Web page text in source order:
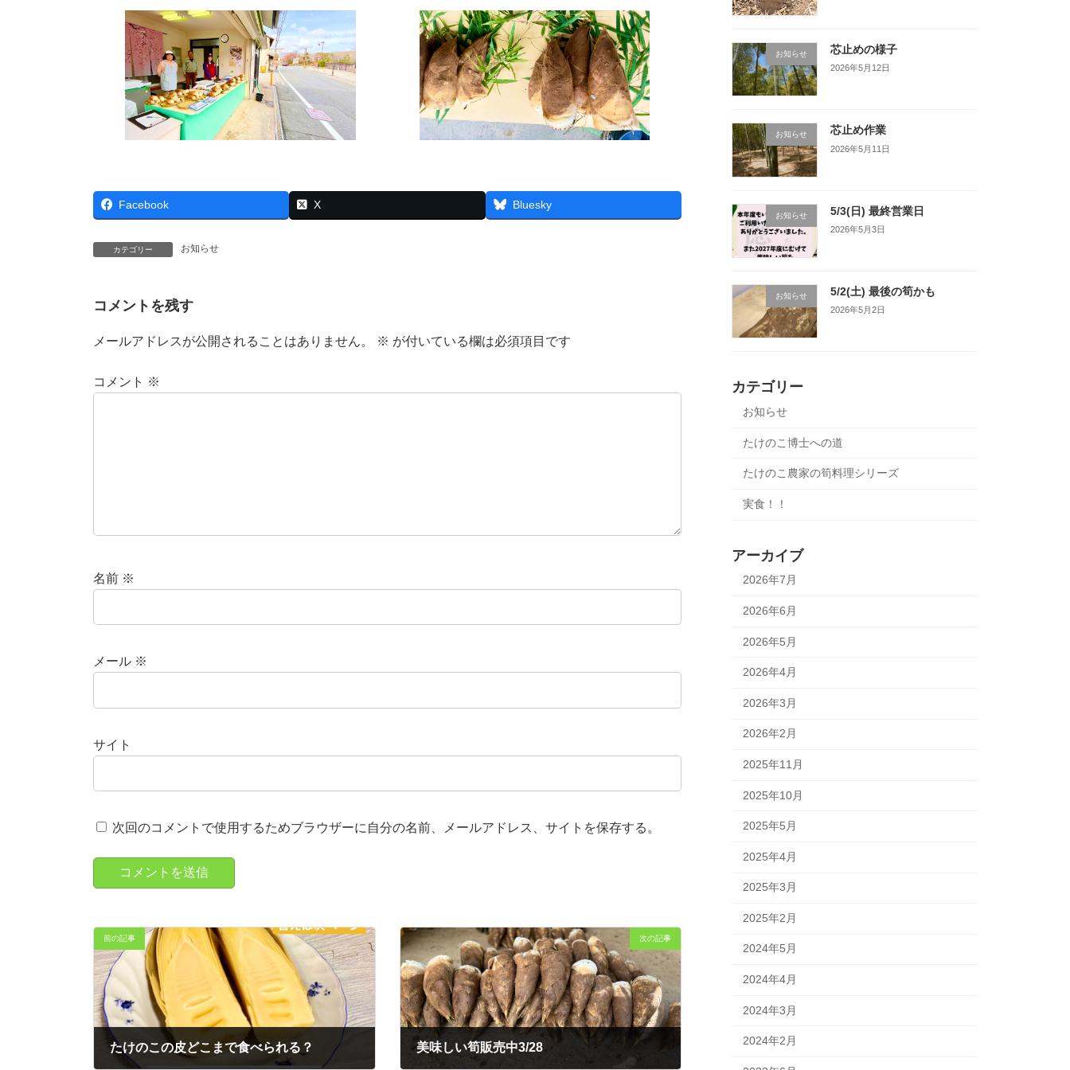
Facebook X Bluesky
カテゴリー お知らせ
コメントを残す
メールアドレスが公開されることはありません。 ※ が付いている欄は必須項目です
コメント ※
名前 ※
メール ※
サイト
次回のコメントで使用するためブラウザーに自分の名前、メールアドレス、サイトを保存する。
前の記事
たけのこの皮どこまで食べられる？
次の記事
美味しい筍販売中3/28
お知らせ 芯止めの様子
2026年5月12日
お知らせ 芯止め作業
2026年5月11日
お知らせ 5/3(日) 最終営業日
2026年5月3日
お知らせ 5/2(土) 最後の筍かも
2026年5月2日
カテゴリー
お知らせ
たけのこ博士への道
たけのこ農家の筍料理シリーズ
実食！！
アーカイブ
2026年7月
2026年6月
2026年5月
2026年4月
2026年3月
2026年2月
2025年11月
2025年10月
2025年5月
2025年4月
2025年3月
2025年2月
2024年5月
2024年4月
2024年3月
2024年2月